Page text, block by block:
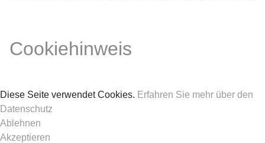
Cookiehinweis
Diese Seite verwendet Cookies. Erfahren Sie mehr über den
Datenschutz
Ablehnen
Akzeptieren